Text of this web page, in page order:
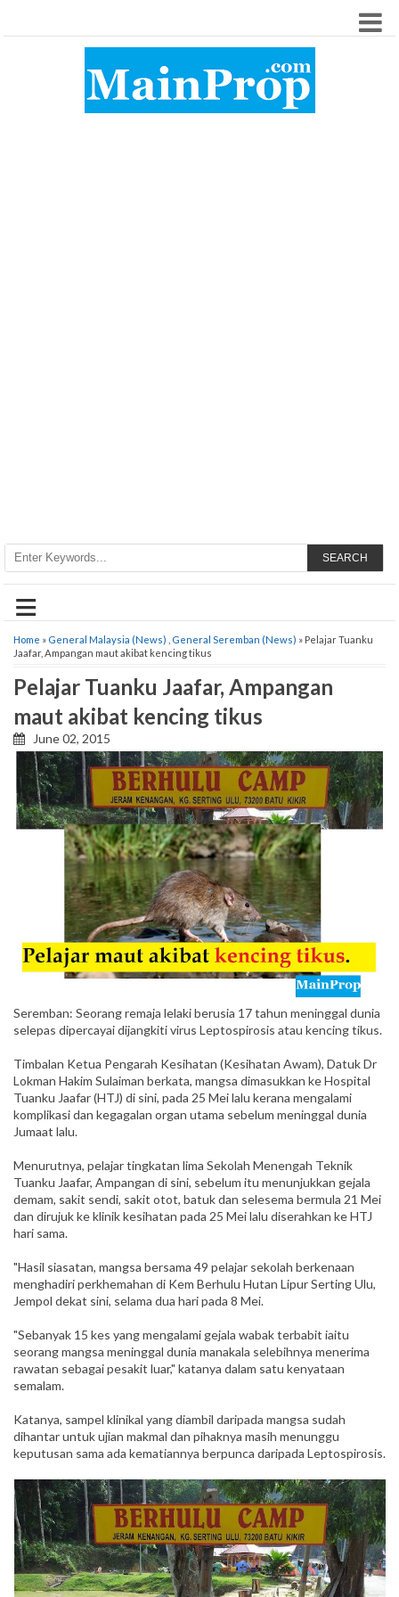
SEARCH
≡
Home » General Malaysia (News) General Seremban (News) » Pelajar Tuanku
Jaafar, Ampangan maut akibat kencing tikus
Pelajar Tuanku Jaafar, Ampangan
maut akibat kencing tikus
June 02, 2015
Seremban: Seorang remaja lelaki berusia 17 tahun meninggal dunia
selepas dipercayai dijangkiti virus Leptospirosis atau kencing tikus.
Timbalan Ketua Pengarah Kesihatan (Kesihatan Awam), Datuk Dr
Lokman Hakim Sulaiman berkata, mangsa dimasukkan ke Hospital
Tuanku Jaafar (HTJ) di sini, pada 25 Mei lalu kerana mengalami
komplikasi dan kegagalan organ utama sebelum meninggal dunia
Jumaat lalu.
Menurutnya, pelajar tingkatan lima Sekolah Menengah Teknik
Tuanku Jaafar, Ampangan di sini, sebelum itu menunjukkan gejala
demam, sakit sendi, sakit otot, batuk dan selesema bermula 21 Mei
dan dirujuk ke klinik kesihatan pada 25 Mei lalu diserahkan ke HTJ
hari sama.
"Hasil siasatan, mangsa bersama 49 pelajar sekolah berkenaan
menghadiri perkhemahan di Kem Berhulu Hutan Lipur Serting Ulu,
Jempol dekat sini, selama dua hari pada 8 Mei.
"Sebanyak 15 kes yang mengalami gejala wabak terbabit iaitu
seorang mangsa meninggal dunia manakala selebihnya menerima
rawatan sebagai pesakit luar," katanya dalam satu kenyataan
semalam.
Katanya, sampel klinikal yang diambil daripada mangsa sudah
dihantar untuk ujian makmal dan pihaknya masih menunggu
keputusan sama ada kematiannya berpunca daripada Leptospirosis.